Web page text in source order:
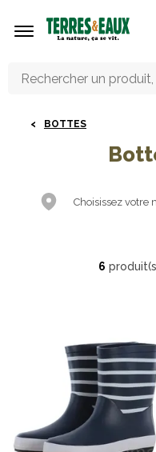
BOTTES
Choisissez votre
6